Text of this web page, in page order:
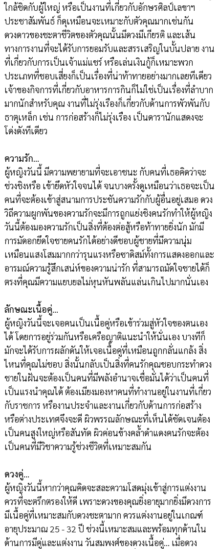
ใกล้ชิดกับผู้ใหญ่ หรือเป็นงานที่เกี่ยวกับอักษรศิลป์เลขาฯ
ประชาสัมพันธ์ ก็ดุเหมือนจะเหมาะกับตัวคุณมากเช่นกัน
ดวงดาวของชะตาชีวิตของตัวคุณนั้นมีดวงมีเกียรติ และเส้น
ทางการงานที่จะได้รับการยอมรับและสรรเสริญในบั้นปลาย งาน
ที่เกี่ยวกับการเป็นเจ้าแม่แชร์ หรือเล่นเงินกู้ก็เหมาะพวก
ประเภทที่ชอบเสี่ยงก็เป็นเรื่องที่น่าท้าทายอย่างมากเลยทีเดียว
เจ้าของกิจการที่เกี่ยวกับอาหารการกินก็ไม่ใช่เป็นเรื่องที่ลำบาก
มากนักสำหรับคุณ งานที่ไม่รุ่งเรืองก็เกี่ยวกับด้านการพัวพันกับ
ธาตุเหล็ก เช่น การก่อสร้างก็ไม่รุ่งเรือง เป็นดารานักแสดงจะ
โด่งดังทีเดียว
ความรัก…
ผู้หญิงวันนี้ มีความพยายามที่จะเอาชนะ กับคนที่เธอคิดว่าจะ
ช่วงชิงหรือ เข้ายึดหัวใจจนได้ จนบางครั้งดูเหมือนว่าเธอจะเป็น
คนที่จะต้องเข้าสู่สนามการประชันความรักกับผู้อื่นอยู่เสมอ ดวง
วิถีความผูกพันของความรักจะมีการถูกแย่งชิงคนรักทำให้ผู้หญิง
วันนี้ต้องมองความรักเป็นสิ่งที่ต้องต่อสู้หรือท้าทายยิ่งนัก มักมี
การมัดอกยึดใจชายคนรักได้อย่างดีชอบผู้ชายที่มีความนุ่ม
เหมือนแสงโสมมากกว่ารุนแรงหรือซาดิสม์ทั้งการแสดงออกและ
อารมณ์ความรู้สึกเสน่ห์ของความน่ารัก ที่สามารถมัดใจชายได้ก็
ตรงที่คุณมีความแยบยลไม่หุนหันพลันแล่นเกินไปมากนั่นเอง
ลักษณะเนื้อคู่…
ผู้หญิงวันนี้จะเจอคนเป็นเนื้อคู่หรือเข้าร่วมสู่หัวใจของตนเอง
ได้ โดยการอยู่ร่วมกันหรือเครือญาติแนะนำให้นั่นเอง บางทีก็
มักจะได้รับการผลักดันให้เจอเนื้อคู่ที่เหมือนถูกกลั่นแกล้ง สิ่ง
ไหนที่คุณไม่ชอบ สิ่งนั้นกลับเป็นสิ่งที่คนรักคุณชอบกระทำดวง
ชายในฝันจะต้องเป็นคนที่มีพลังอำนาจเชื่อมั่นได้ว่าเป็นคนที่
เป็นแรงนำคุณได้ ต้องเมียงมองหาคนที่ทำงานอยู่ในงานที่เกี่ยว
กับราชการ หรืองานประจำและงานเกี่ยวกับด้านการก่อสร้าง
หรือต่างประเทศจึงจะดี ผิวพรรณลักษณะที่เห็นได้ชัดเจนต้อง
เป็นคนสูงใหญ่หรือสันทัด ผิวค่อนข้างคล้ำดำแดงคนรักจะต้อง
เป็นคนที่มีวิชาความรู้ช่วงชีวิตที่เหมาะสมกัน
ดวงคู่…
ผู้หญิงวันนี้หากว่าคุณคิดจะสละความโสดมุ่งเข้าสู่การแต่งงาน
ควรที่จะตรึกตรองให้ดี เพราะดวงของคุณยิ่งอายุมากยิ่งมีดวงการ
มีเนื้อคู่ที่เหมาะสมกับดวงชะตามาก ควรแต่งงานอยู่ในเกณฑ์
อายุประมาณ 25 - 32 ปี ช่วงนี้เหมาะสมและพร้อมทุกด้านใน
ด้านการมีคู่และแต่งงาน วันสมพงศ์ของดวงเนื้อคู่… เมื่อดวง